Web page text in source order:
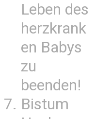
Leben des
herzkrank
en Babys
zu
beenden!
Bistum